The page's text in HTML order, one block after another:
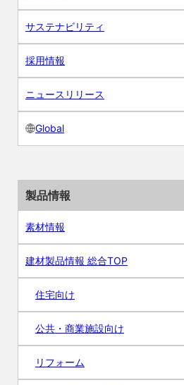
サステナビリティ
採用情報
ニュースリリース
Global
製品情報
素材情報
建材製品情報 総合TOP
住宅向け
公共・商業施設向け
リフォーム